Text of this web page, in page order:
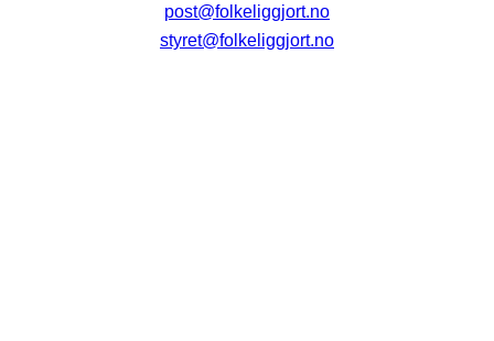
post@folkeliggjort.no
styret@folkeliggjort.no